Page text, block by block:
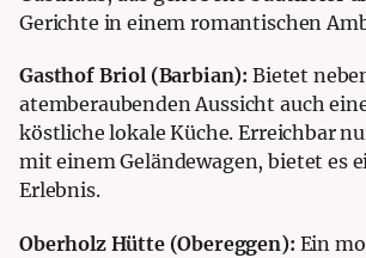
Gerichte in einem romantischen
Gasthof Briol (Barbian): Bietet
atemberaubenden Aussicht auch
köstliche lokale Küche. Erreichbar
mit einem Geländewagen, bietet es
Erlebnis.
Oberholz Hütte (Obereggen): Ein